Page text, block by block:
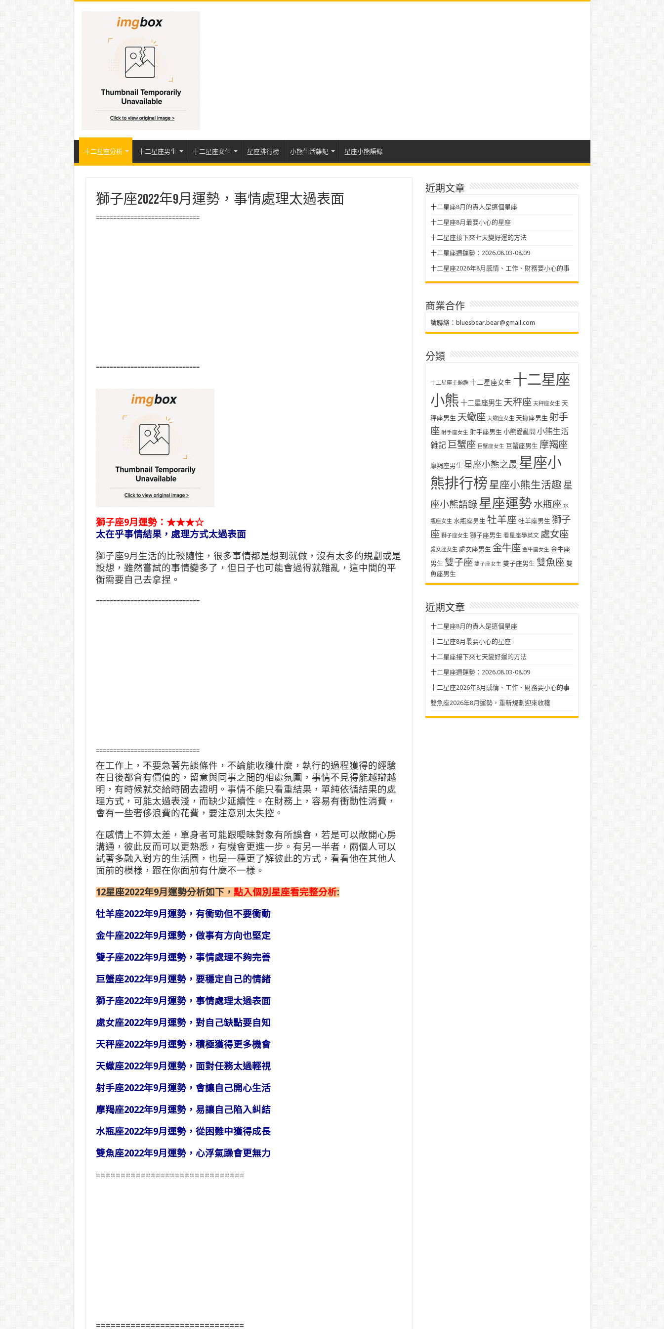
十二星座分析 十二星座男生 十二星座女生 星座排行榜 小熊生活雜記 星座小熊語錄
獅子座2022年9月運勢，事情處理太過表面
==============================
==============================
獅子座9月運勢：★★★☆
太在乎事情結果，處理方式太過表面
獅子座9月生活的比較隨性，很多事情都是想到就做，沒有太多的規劃或是
設想，雖然嘗試的事情變多了，但日子也可能會過得就雜亂，這中間的平
衡需要自己去拿捏。
==============================
==============================
在工作上，不要急著先談條件，不論能收穫什麼，執行的過程獲得的經驗
在日後都會有價值的，留意與同事之間的相處氛圍，事情不見得能越辯越
明，有時候就交給時間去證明。事情不能只看重結果，單純依循結果的處
理方式，可能太過表淺，而缺少延續性。在財務上，容易有衝動性消費，
會有一些奢侈浪費的花費，要注意別太失控。
在感情上不算太差，單身者可能跟曖昧對象有所誤會，若是可以敞開心房
溝通，彼此反而可以更熟悉，有機會更進一步。有另一半者，兩個人可以
試著多融入對方的生活圈，也是一種更了解彼此的方式，看看他在其他人
面前的模樣，跟在你面前有什麼不一樣。
12星座2022年9月運勢分析如下， 點入個別星座看完整分析:
牡羊座2022年9月運勢，有衝勁但不要衝動
金牛座2022年9月運勢，做事有方向也堅定
雙子座2022年9月運勢，事情處理不夠完善
巨蟹座2022年9月運勢，要穩定自己的情緒
獅子座2022年9月運勢，事情處理太過表面
處女座2022年9月運勢，對自己缺點要自知
天秤座2022年9月運勢，積極獲得更多機會
天蠍座2022年9月運勢，面對任務太過輕視
射手座2022年9月運勢，會讓自己開心生活
摩羯座2022年9月運勢，易讓自己陷入糾結
水瓶座2022年9月運勢，從困難中獲得成長
雙魚座2022年9月運勢，心浮氣躁會更無力
==============================
==============================
近期文章
十二星座8月的貴人是這個星座
十二星座8月最要小心的星座
十二星座接下來七天變好運的方法
十二星座週運勢：2026.08.03-08.09
十二星座2026年8月感情、工作、財務要小心的事
商業合作
請聯絡： bluesbear.bear@gmail.com
分類
十二星座主題趣 十二星座女生 十二星座
小熊 十二星座男生 天秤座 天秤座女生 天
秤座男生 天蠍座 天蠍座女生 天蠍座男生 射手
座 射手座女生 射手座男生 小熊愛亂問 小熊生活
雜記 巨蟹座 巨蟹座女生 巨蟹座男生 摩羯座
摩羯座男生 星座小熊之最 星座小
熊排行榜 星座小熊生活趣 星
座小熊語錄星座運勢 水瓶座 水
瓶座女生 水瓶座男生 牡羊座 牡羊座男生 獅子
座 獅子座女生 獅子座男生 看星座學英文 處女座
處女座女生 處女座男生 金牛座 金牛座女生 金牛座
男生 雙子座 雙子座女生 雙子座男生 雙魚座 雙
魚座男生
近期文章
十二星座8月的貴人是這個星座
十二星座8月最要小心的星座
十二星座接下來七天變好運的方法
十二星座週運勢：2026.08.03-08.09
十二星座2026年8月感情、工作、財務要小心的事
雙魚座2026年8月運勢，重新規劃迎來收穫